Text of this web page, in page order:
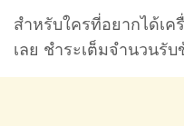
สำหรับใครที่อยากได้เค
เลย ชำระเต็มจำนวนรั